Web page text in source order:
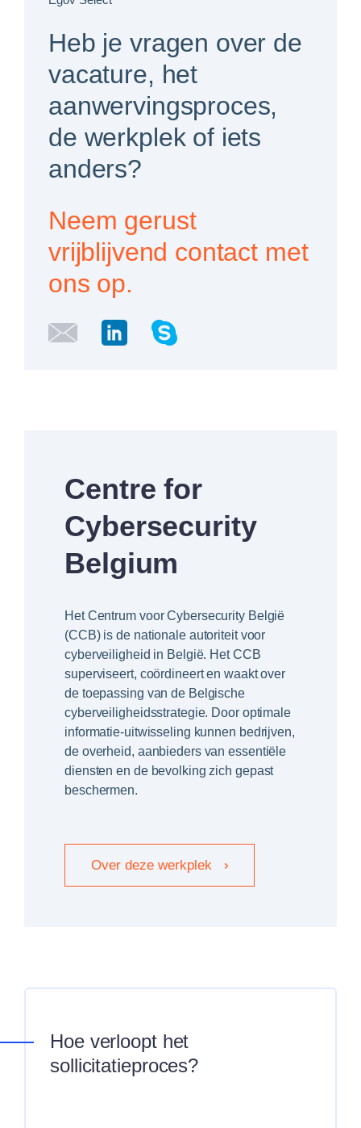
Heb je vragen over de
vacature, het
aanwervingsproces,
de werkplek of iets
anders?
Neem gerust
vrijblijvend contact met
ons op.
Centre for
Cybersecurity
Belgium
Het Centrum voor Cybersecurity België
(CCB) is de nationale autoriteit voor
cyberveiligheid in België. Het CCB
superviseert, coördineert en waakt over
de toepassing van de Belgische
cyberveiligheidsstrategie. Door optimale
informatie-uitwisseling kunnen bedrijven,
de overheid, aanbieders van essentiële
diensten en de bevolking zich gepast
beschermen.
Over deze werkplek
Hoe verloopt het
sollicitatieproces?